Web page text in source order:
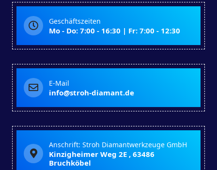
Geschäftszeiten
Mo - Do: 7:00 - 16:30 | Fr: 7:00 - 12:30
E-Mail
info@stroh-diamant.de
Anschrift: Stroh Diamantwerkzeuge GmbH
Kinzigheimer Weg 2E , 63486
Bruchköbel